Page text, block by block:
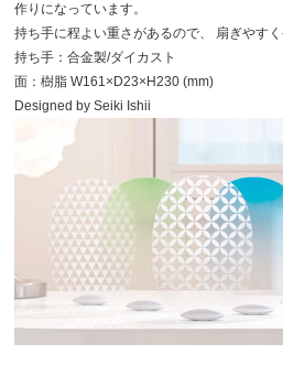
作りになっています。
持ち手に程よい重さがあるので、 扇ぎやすく
持ち手：合金製/ダイカスト
面：樹脂 W161×D23×H230 (mm)
Designed by Seiki Ishii